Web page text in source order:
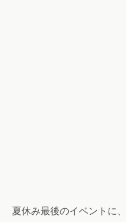
夏休み最後のイベントに、